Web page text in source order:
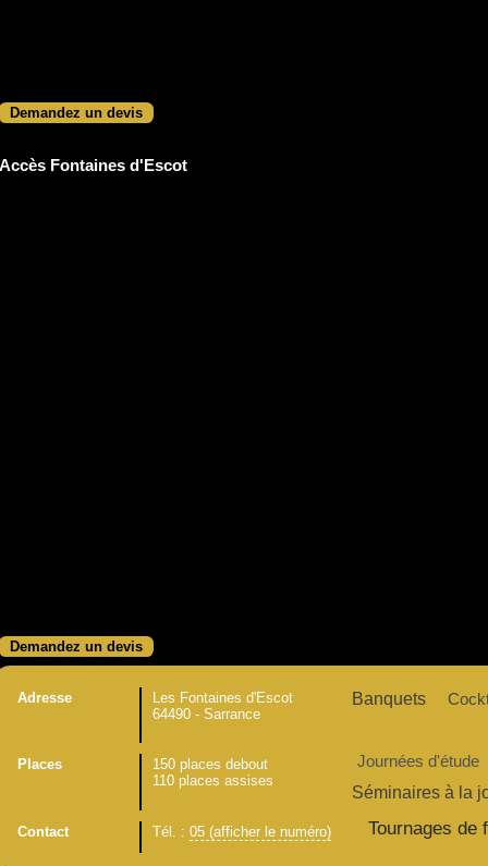
Demandez un devis
Accès Fontaines d'Escot
Demandez un devis
Adresse
Les Fontaines d'Escot
64490 - Sarrance
Banquets
Journées d'étude
Séminaires à la
Tournages de
Places
150 places debout
110 places assises
Contact Tél. : 05 (afficher le numéro)